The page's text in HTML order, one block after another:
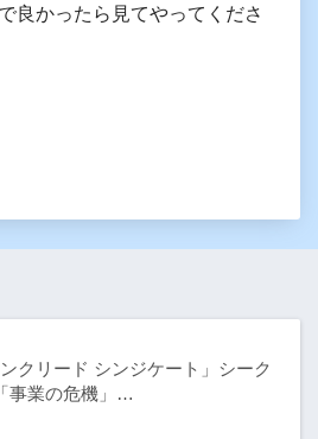
良かったら見てやってくださ
ンクリード シンジケート」シーク
事業の危機」…